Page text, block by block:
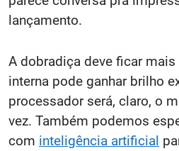
lançamento.
A dobradiça deve ficar
interna pode ganhar brilho
processador será, claro, o
vez. Também podemos
com inteligência artificial